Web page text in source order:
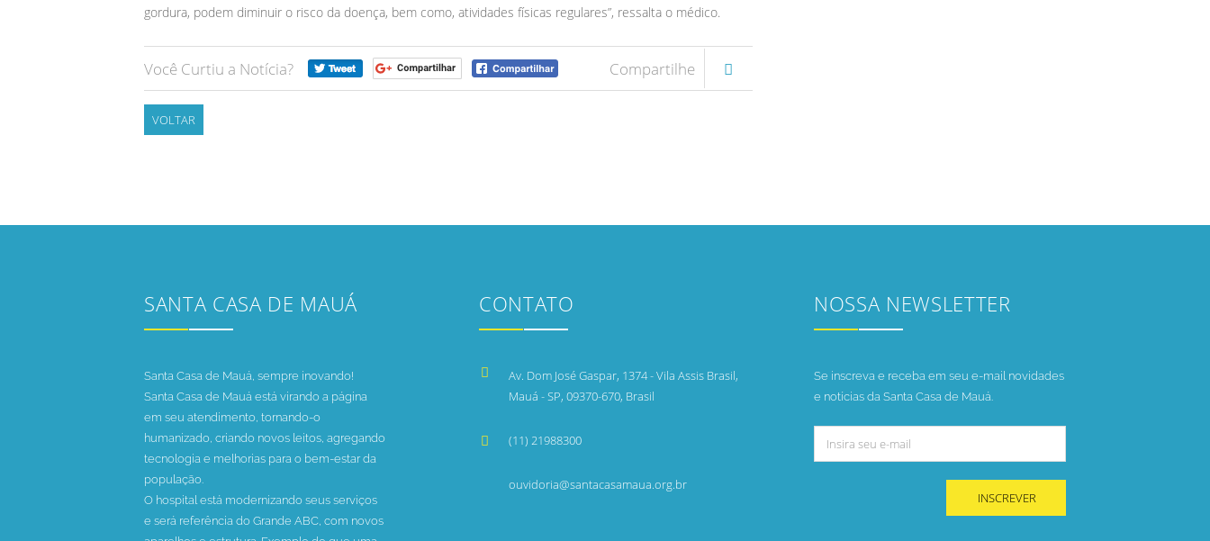
gordura, podem diminuir o risco da doença, bem como, atividades físicas regulares”, ressalta o médico.
Você Curtiu a Notícia? Compartilhe
VOLTAR
SANTA CASA DE MAUÁ
Santa Casa de Mauá, sempre inovando!
Santa Casa de Mauá está virando a página
em seu atendimento, tornando-o
humanizado, criando novos leitos, agregando
tecnologia e melhorias para o bem-estar da
população.
O hospital está modernizando seus serviços
e será referência do Grande ABC, com novos
CONTATO
Av. Dom José Gaspar, 1374 - Vila Assis Brasil,
Mauá - SP, 09370-670, Brasil
(11) 21988300
ouvidoria@santacasamaua.org.br
NOSSA NEWSLETTER
Se inscreva e receba em seu e-mail novidades
e notícias da Santa Casa de Mauá.
INSCREVER